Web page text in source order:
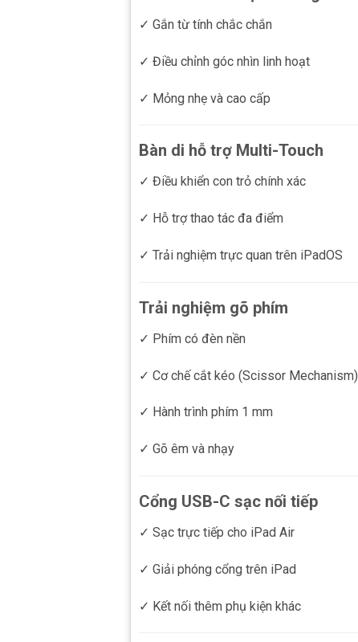
✓ Gắn từ tính chắc chắn
✓ Điều chỉnh góc nhìn linh hoạt
✓ Mỏng nhẹ và cao cấp
Bàn di hỗ trợ Multi-Touch
✓ Điều khiển con trỏ chính xác
✓ Hỗ trợ thao tác đa điểm
✓ Trải nghiệm trực quan trên iPadOS
Trải nghiệm gõ phím
✓ Phím có đèn nền
✓ Cơ chế cắt kéo (Scissor Mechanism)
✓ Hành trình phím 1 mm
✓ Gõ êm và nhạy
Cổng USB-C sạc nối tiếp
✓ Sạc trực tiếp cho iPad Air
✓ Giải phóng cổng trên iPad
✓ Kết nối thêm phụ kiện khác